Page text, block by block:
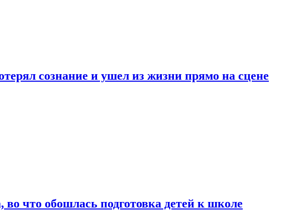
сознание и ушел из жизни прямо на сцене
во что обошлась подготовка детей к школе